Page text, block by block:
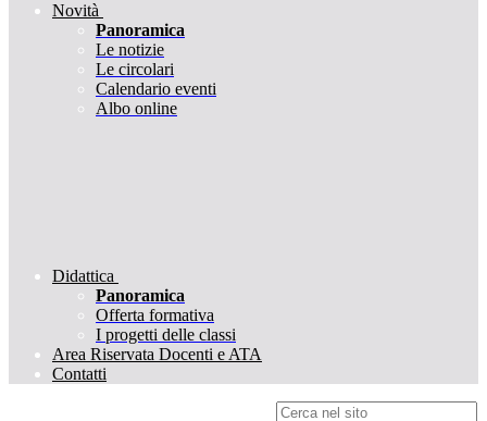
Novità
Panoramica
Le notizie
Le circolari
Calendario eventi
Albo online
Didattica
Panoramica
Offerta formativa
I progetti delle classi
Area Riservata Docenti e ATA
Contatti